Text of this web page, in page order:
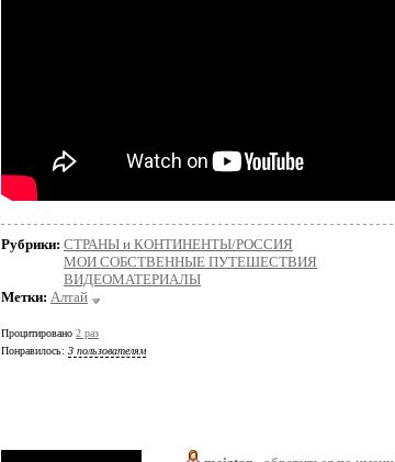
Рубрики: СТРАНЫ и КОНТИНЕНТЫ/РОССИЯ
МОИ СОБСТВЕННЫЕ ПУТЕШЕСТВИЯ
ВИДЕОМАТЕРИАЛЫ
Метки: Алтай
Процитировано 2 раз
Понравилось: 3 пользователям